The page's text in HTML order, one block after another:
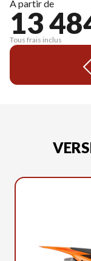
À partir de
13
Tous frais inclus